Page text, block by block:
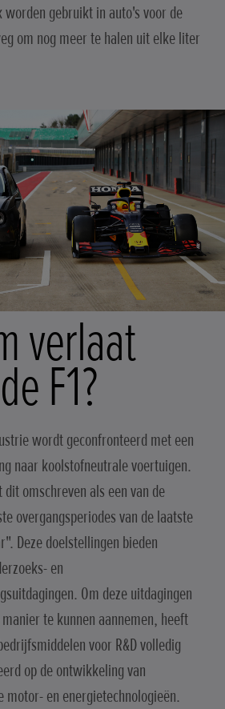
gebruikt in auto's voor de
om nog meer te halen uit elke liter
verlaat
F1?
wordt geconfronteerd met een
naar koolstofneutrale voertuigen.
dit omschreven als een van de
overgangsperiodes van de laatste
Deze doelstellingen bieden
en
Om deze uitdagingen
te kunnen aannemen, heeft
voor R&D volledig
op de ontwikkeling van
motor- en energietechnologieën.